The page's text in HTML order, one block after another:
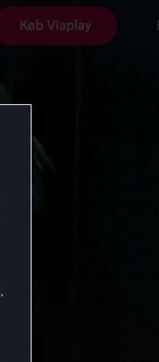
Køb Viaplay